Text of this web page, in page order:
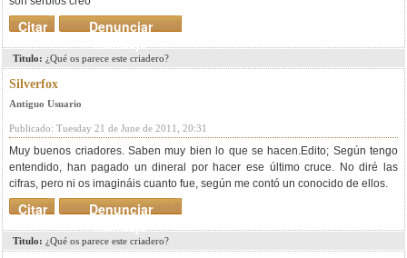
Denunciar
mensaje
Citar
Titulo: ¿Qué os parece este criadero?
Silverfox
Antiguo Usuario
Publicado: Tuesday 21 de June de 2011, 20:31
Muy buenos criadores. Saben muy bien lo que se hacen.Edito; Según tengo
entendido, han pagado un dineral por hacer ese último cruce. No diré las
cifras, pero ni os imagináis cuanto fue, según me contó un conocido de ellos.
Denunciar
mensaje
Citar
Titulo: ¿Qué os parece este criadero?